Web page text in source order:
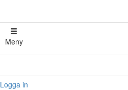
Meny
Logga in